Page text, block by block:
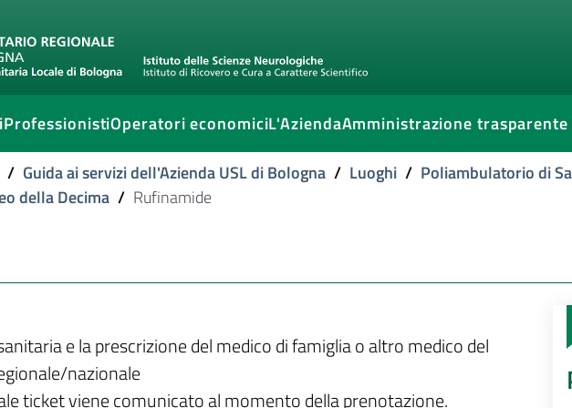
ProfessionistiOperatori economiciL'AziendaAmministrazione trasparente
/ Guida ai servizi dell'Azienda USL di Bologna / Luoghi / Poliambulatorio di
della Decima / Rufinamide
e la prescrizione del medico di famiglia o altro medico del
nazionale
ticket viene comunicato al momento della prenotazione.